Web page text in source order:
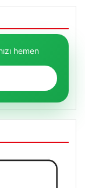
hemen